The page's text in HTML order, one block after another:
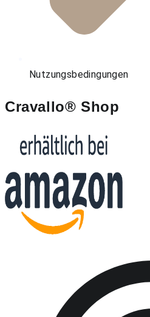
Nutzungsbedingungen
Cravallo® Shop